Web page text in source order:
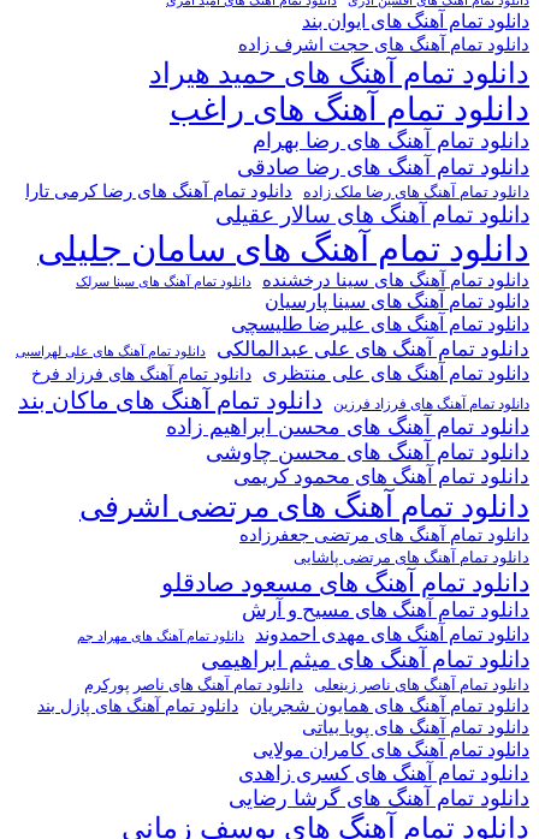
دانلود تمام آهنگ های ایوان بند
دانلود تمام آهنگ های حجت اشرف زاده
دانلود تمام آهنگ های حمید هیراد
دانلود تمام آهنگ های راغب
دانلود تمام آهنگ های رضا بهرام
دانلود تمام آهنگ های رضا صادقی
دانلود تمام آهنگ های رضا ملک زاده دانلود تمام آهنگ های رضا کرمی تارا
دانلود تمام آهنگ های سالار عقیلی
دانلود تمام آهنگ های سامان جلیلی
دانلود تمام آهنگ های سینا درخشنده دانلود تمام آهنگ های سینا سرلک
دانلود تمام آهنگ های سینا پارسیان
دانلود تمام آهنگ های علیرضا طلیسچی
دانلود تمام آهنگ های علی عبدالمالکی دانلود تمام آهنگ های علی لهراسبی
دانلود تمام آهنگ های علی منتظری دانلود تمام آهنگ های فرزاد فرخ
دانلود تمام آهنگ های فرزاد فرزین دانلود تمام آهنگ های ماکان بند
دانلود تمام آهنگ های محسن ابراهیم زاده
دانلود تمام آهنگ های محسن چاوشی
دانلود تمام آهنگ های محمود کریمی
دانلود تمام آهنگ های مرتضی اشرفی
دانلود تمام آهنگ های مرتضی جعفرزاده
دانلود تمام آهنگ های مرتضی پاشایی
دانلود تمام آهنگ های مسعود صادقلو
دانلود تمام آهنگ های مسیح و آرش
دانلود تمام آهنگ های مهدی احمدوند دانلود تمام آهنگ های مهراد جم
دانلود تمام آهنگ های میثم ابراهیمی
دانلود تمام آهنگ های ناصر زینعلی دانلود تمام آهنگ های ناصر پورکرم
دانلود تمام آهنگ های همایون شجریان دانلود تمام آهنگ های پازل بند
دانلود تمام آهنگ های پویا بیاتی
دانلود تمام آهنگ های کامران مولایی
دانلود تمام آهنگ های کسری زاهدی
دانلود تمام آهنگ های گرشا رضایی
دانلود تمام آهنگ های یوسف زمانی